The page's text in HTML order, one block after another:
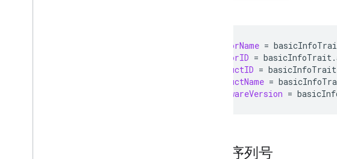
vendorName =
vendorID = basicInfoTrait.
productID = basicInfoTrait
productName =
softwareVersion =
获取序列号